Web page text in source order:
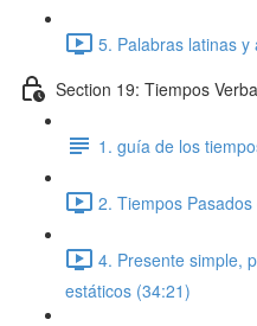
5. Palabras latinas
Section 19: Tiempos
1. guía de los
2. Tiempos
4. Presente simple,
estáticos (34:21)